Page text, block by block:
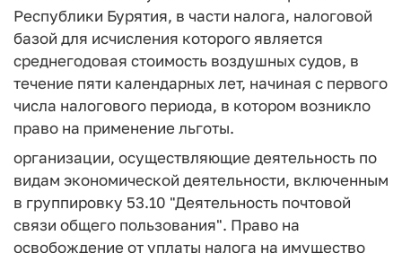
Республики Бурятия, в части налога, налоговой
базой для исчисления которого является
среднегодовая стоимость воздушных судов, в
течение пяти календарных лет, начиная с первого
числа налогового периода, в котором возникло
право на применение льготы.
организации, осуществляющие деятельность по
видам экономической деятельности, включенным
в группировку 53.10 "Деятельность почтовой
связи общего пользования". Право на
освобождение от уплаты налога на имущество